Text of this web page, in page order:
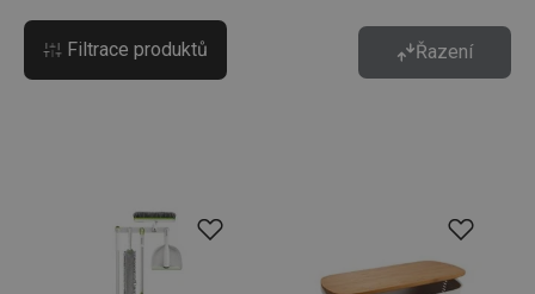
Filtrace produktů Řazení